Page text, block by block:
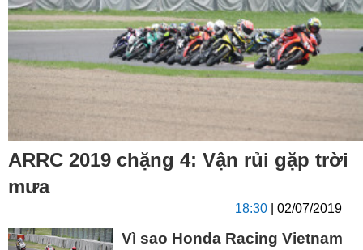
ARRC 2019 chặng 4: Vận rủi gặp trời
mưa
18:30 | 02/07/2019
Vì sao Honda Racing Vietnam